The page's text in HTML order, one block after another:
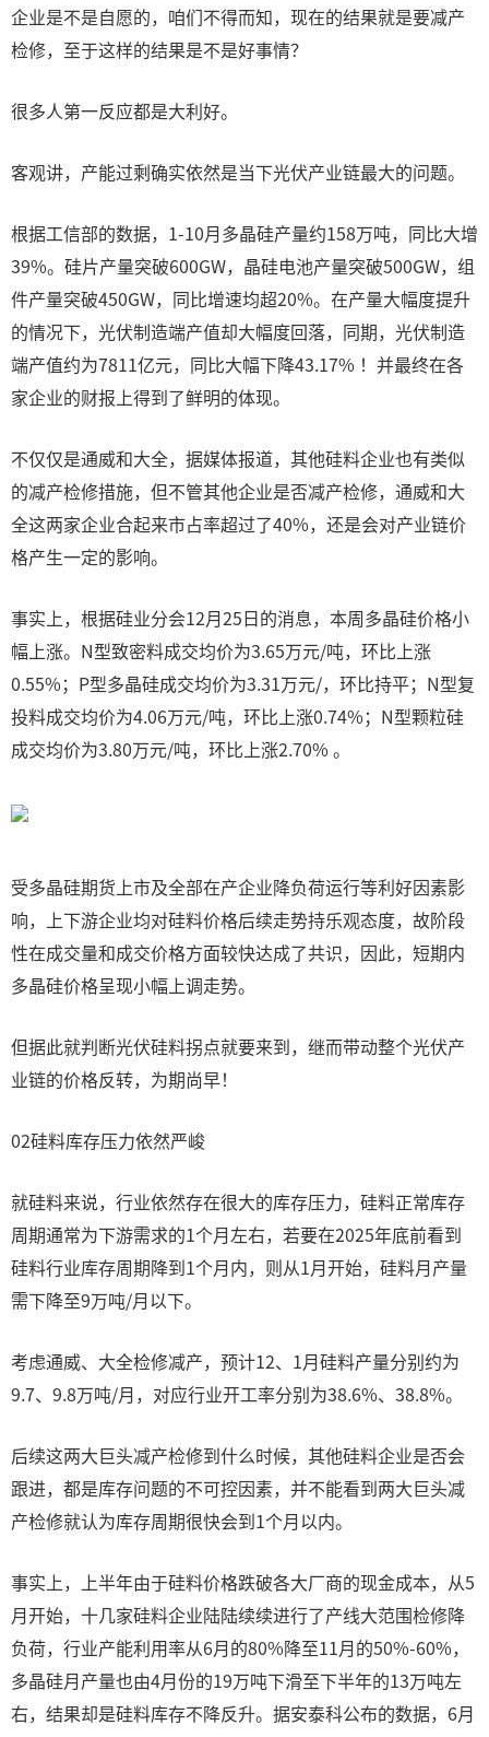
企业是不是自愿的，咱们不得而知，现在的结果就是要减产
检修，至于这样的结果是不是好事情？
很多人第一反应都是大利好。
客观讲，产能过剩确实依然是当下光伏产业链最大的问题。
根据工信部的数据，1-10月多晶硅产量约158万吨，同比大增
39%。硅片产量突破600GW，晶硅电池产量突破500GW，组
件产量突破450GW，同比增速均超20%。在产量大幅度提升
的情况下，光伏制造端产值却大幅度回落，同期，光伏制造
端产值约为7811亿元，同比大幅下降43.17% ！并最终在各
家企业的财报上得到了鲜明的体现。
不仅仅是通威和大全，据媒体报道，其他硅料企业也有类似
的减产检修措施，但不管其他企业是否减产检修，通威和大
全这两家企业合起来市占率超过了40%，还是会对产业链价
格产生一定的影响。
事实上，根据硅业分会12月25日的消息，本周多晶硅价格小
幅上涨。N型致密料成交均价为3.65万元/吨，环比上涨
0.55%；P型多晶硅成交均价为3.31万元/，环比持平；N型复
投料成交均价为4.06万元/吨，环比上涨0.74%；N型颗粒硅
成交均价为3.80万元/吨，环比上涨2.70% 。
受多晶硅期货上市及全部在产企业降负荷运行等利好因素影
响，上下游企业均对硅料价格后续走势持乐观态度，故阶段
性在成交量和成交价格方面较快达成了共识，因此，短期内
多晶硅价格呈现小幅上调走势。
但据此就判断光伏硅料拐点就要来到，继而带动整个光伏产
业链的价格反转，为期尚早！
02硅料库存压力依然严峻
就硅料来说，行业依然存在很大的库存压力，硅料正常库存
周期通常为下游需求的1个月左右，若要在2025年底前看到
硅料行业库存周期降到1个月内，则从1月开始，硅料月产量
需下降至9万吨/月以下。
考虑通威、大全检修减产，预计12、1月硅料产量分别约为
9.7、9.8万吨/月，对应行业开工率分别为38.6%、38.8%。
后续这两大巨头减产检修到什么时候，其他硅料企业是否会
跟进，都是库存问题的不可控因素，并不能看到两大巨头减
产检修就认为库存周期很快会到1个月以内。
事实上，上半年由于硅料价格跌破各大厂商的现金成本，从5
月开始，十几家硅料企业陆陆续续进行了产线大范围检修降
负荷，行业产能利用率从6月的80%降至11月的50%-60%，
多晶硅月产量也由4月份的19万吨下滑至下半年的13万吨左
右，结果却是硅料库存不降反升。据安泰科公布的数据，6月